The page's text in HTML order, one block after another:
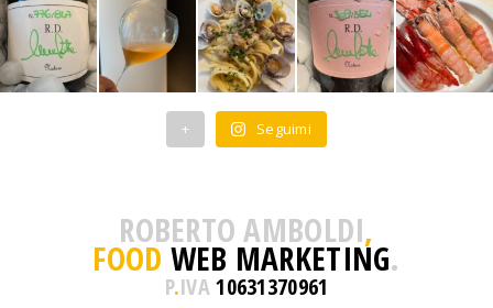
+ Seguimi
ROBERTO AMBOLDI,
FOOD WEB MARKETING.
P.IVA10631370961